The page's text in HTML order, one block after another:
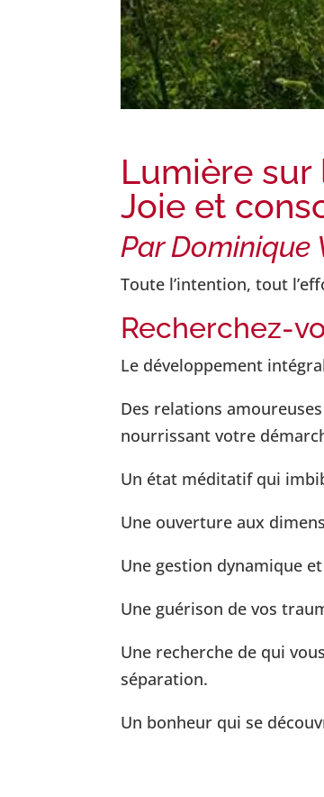
Lumière sur
Joie et
ParDominique
Toute l’intention, tout
Recherchez-
Le développement
Des relations
nourrissant votre
Un état méditatif qui
Une ouverture aux
Une gestion dynamique
Une guérison de vos
Une recherche de qui
séparation.
Un bonheur qui se